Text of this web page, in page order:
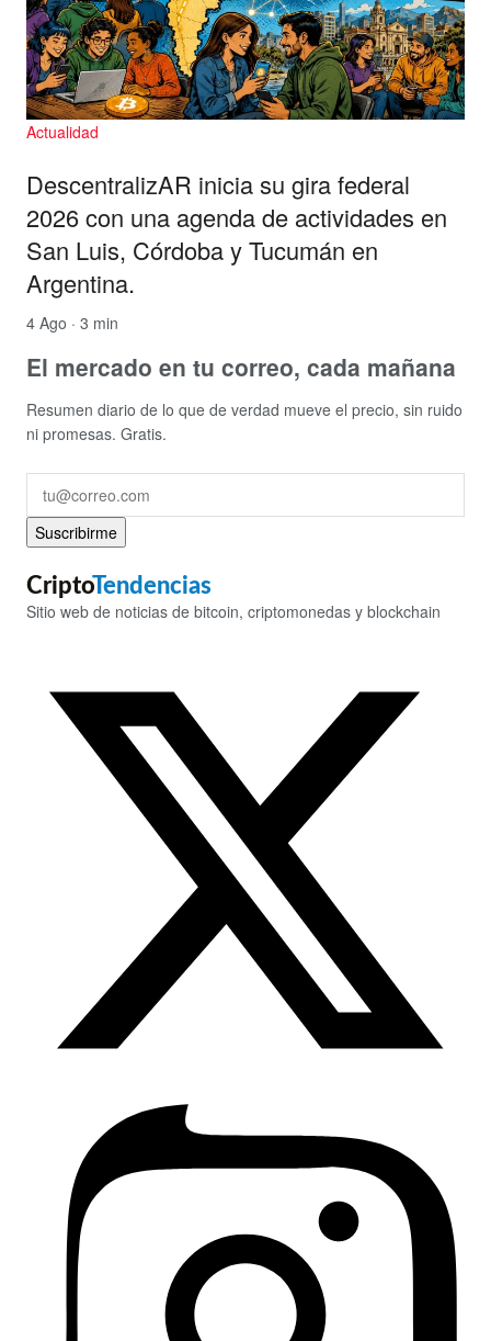
Actualidad
DescentralizAR inicia su gira federal
2026 con una agenda de actividades en
San Luis, Córdoba y Tucumán en
Argentina.
4 Ago · 3 min
El mercado en tu correo, cada mañana
Resumen diario de lo que de verdad mueve el precio, sin ruido
ni promesas. Gratis.
Suscribirme
CriptoTendencias
Sitio web de noticias de bitcoin, criptomonedas y blockchain